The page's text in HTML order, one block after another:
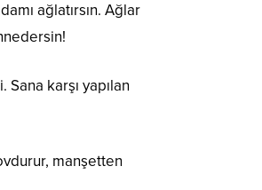
ağlatırsın. Ağlar
karşı yapılan
manşetten